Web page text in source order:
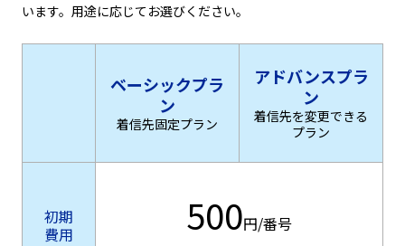
います。用途に応じてお選びください。
ベーシックプラ
ン
着信先固定プラン
アドバンスプラ
ン
着信先を変更できる
プラン
初期
費用
500円/番号